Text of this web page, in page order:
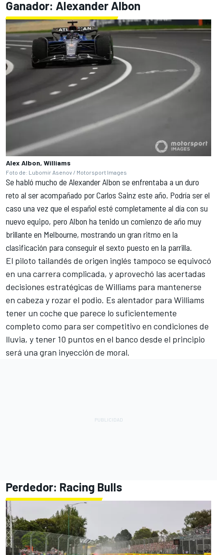
Ganador: Alexander Albon
Alex Albon, Williams
Foto de: Lubomir Asenov / Motorsport Images
Se habló mucho deAlexander Albon se enfrentaba a un duro
reto al ser acompañado porCarlos Sainz este año. Podría ser el
caso una vez que el español esté completamente al día con su
nuevo equipo, pero Albon ha tenido un comienzo de año muy
brillante en Melbourne, mostrando un gran ritmo en la
clasificación para conseguir el sexto puesto en la parrilla.
El piloto tailandés de origen inglés tampoco se equivocó
en una carrera complicada, y aprovechó las acertadas
decisiones estratégicas de Williams para mantenerse
en cabeza y rozar el podio. Es alentador para Williams
tener un coche que parece lo suficientemente
completo como para ser competitivo en condiciones de
lluvia, y tener 10 puntos en el banco desde el principio
será una gran inyección de moral.
Perdedor: Racing Bulls